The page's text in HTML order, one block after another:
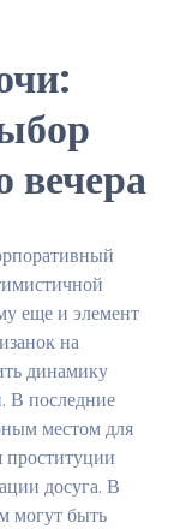
вечера
еще и элемент
на
динамику
В последние
местом для
проституции
досуга. В
могут быть